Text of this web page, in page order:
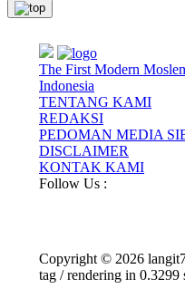
The First Modern
Indonesia
TENTANG KAMI
REDAKSI
PEDOMAN MEDIA
DISCLAIMER
KONTAK KAMI
Follow Us :
Copyright © 2026
tag / rendering in 0.3299